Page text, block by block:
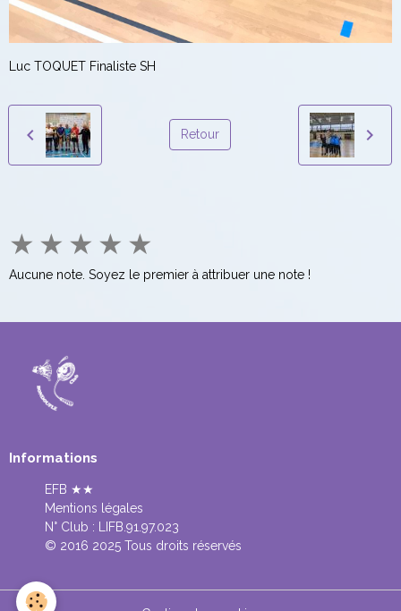
Luc TOQUET Finaliste SH
Retour
★ ★ ★ ★ ★
Aucune note. Soyez le premier à attribuer une note !
Informations
EFB ★★
Mentions légales
N° Club : LIFB.91.97.023
© 2016 2025 Tous droits réservés